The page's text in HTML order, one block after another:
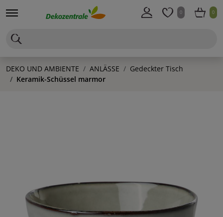
0 0
DEKO UND AMBIENTE ANLÄSSE
Gedeckter Tisch
Keramik-Schüssel marmor